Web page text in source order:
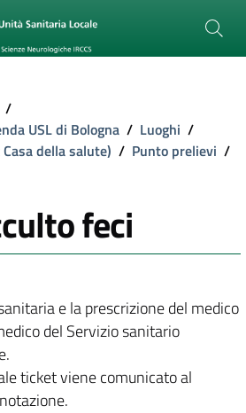
/
USL di Bologna / Luoghi /
della salute) / Punto prelievi /
feci
e la prescrizione del medico
del Servizio sanitario
ticket viene comunicato al